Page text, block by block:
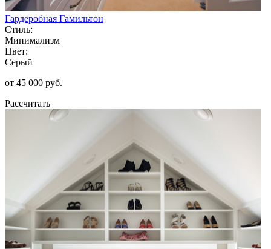
Гардеробная Гамильтон
Стиль:
Минимализм
Цвет:
Серый
от 45 000 руб.
Рассчитать